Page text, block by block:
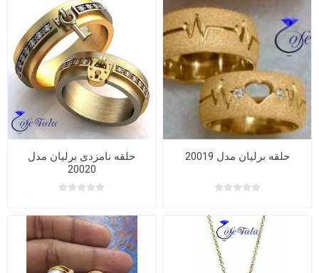
حلقه برلیان مدل 20019
حلقه نامزدی برلیان مدل
20020